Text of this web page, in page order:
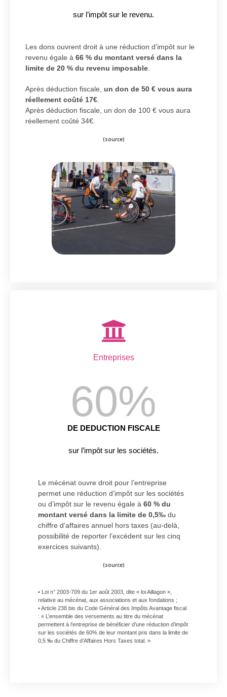
sur l’impôt sur le revenu.
Les dons ouvrent droit à une réduction d’impôt sur le
revenu égale à 66 % du montant versé dans la
limite de 20 % du revenu imposable
Après déduction fiscale,
un don de 50 € vous aura
réellement coûté 17€
Après déduction fiscale, un don de 100 € vous aura
réellement coûté 34€.
(source)
Entreprises
DE DEDUCTION FISCALE
60%
sur l’impôt sur les sociétés.
Le mécénat ouvre droit pour l’entreprise
permet une réduction d’impôt sur les sociétés
ou d’impôt sur le revenu égale à 60 % du
montant versé dans la limite de 0,5‰ du
chiffre d’affaires annuel hors taxes (au-delà,
possibilité de reporter l’excédent sur les cinq
exercices suivants).
(source)
• Loi n° 2003-709 du 1er août 2003, dite « loi Aillagon »,
relative au mécénat, aux associations et aux fondations ;
• Article 238 bis du Code Général des Impôts Avantage fiscal
: « L’ensemble des versements au titre du mécénat
permettent à l’entreprise de bénéficier d’une réduction d’impôt
sur les sociétés de 60% de leur montant pris dans la limite de
0,5 ‰ du Chiffre d’Affaires Hors Taxes total. »